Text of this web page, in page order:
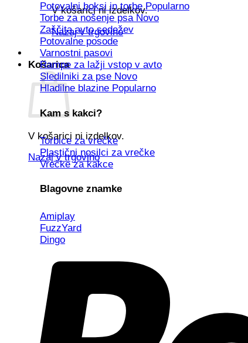
V košarici ni izdelkov.
Nazaj v trgovino
Košarica
V košarici ni izdelkov.
Nazaj v trgovino
Potovalni boksi in torbe
Torbe za nošenje psa
Zaščita avto sedežev
Potovalne posode
Varnostni pasovi
Rampe za lažji vstop v avto
Sledilniki za pse
Hladilne blazine
Kam s kakci?
Torbice za vrečke
Plastični nosilci za vrečke
Vrečke za kakce
Blagovne znamke
Amiplay
FuzzYard
Dingo